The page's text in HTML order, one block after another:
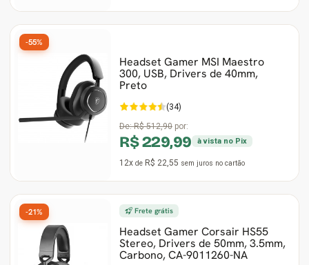
Headset Gamer MSI Maestro
300, USB, Drivers de 40mm,
Preto
(34)
De:R$ 512,90 por:
R$ 229,99 à vista no Pix
12x de R$ 22,55 sem juros no cartão
-55%
Frete grátis
Headset Gamer Corsair HS55
Stereo, Drivers de 50mm, 3.5mm,
Carbono, CA-9011260-NA
-21%